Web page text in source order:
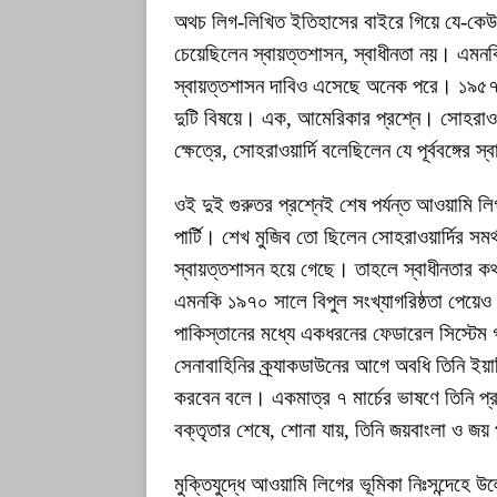
অথচ লিগ-লিখিত ইতিহাসের বাইরে গিয়ে যে-
চেয়েছিলেন স্বায়ত্তশাসন, স্বাধীনতা নয়।
স্বায়ত্তশাসন দাবিও এসেছে অনেক পরে। ১৯৫৭-
দুটি বিষয়ে। এক, আমেরিকার প্রশ্নে।
ক্ষেত্রে, সোহরাওয়ার্দি বলেছিলেন যে
ওই দুই গুরুতর প্রশ্নেই শেষ পর্যন্ত আওয়ামি
পার্টি। শেখ মুজিব তো ছিলেন সোহরাওয়ার্দির
স্বায়ত্তশাসন হয়ে গেছে। তাহলে স্বাধীনতার
এমনকি ১৯৭০ সালে বিপুল সংখ্যাগরিষ্ঠতা
পাকিস্তানের মধ্যে একধরনের ফেডারেল
সেনাবাহিনির ক্র্যাকডাউনের আগে অবধি তিনি
করবেন বলে। একমাত্র ৭ মার্চের ভাষণে তিনি
বক্তৃতার শেষে, শোনা যায়, তিনি জয়বাংলা ও
মুক্তিযুদ্ধে আওয়ামি লিগের ভূমিকা